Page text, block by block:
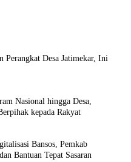
Perangkat Desa Jatimekar, Ini
Nasional hingga Desa,
kepada Rakyat
Bansos, Pemkab
Bantuan Tepat Sasaran